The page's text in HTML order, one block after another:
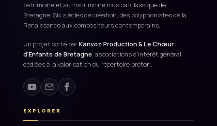
patrimoine et au matrimoine musical classique de
Bretagne. Six siècles de création, des polyphonistes de la
Renaissance aux compositeurs contemporains.
Un projet porté parKanvoz Production & Le Chœur
d'Enfants de Bretagne, associations d'intérêt général
dédiées à la valorisation du répertoire breton.
EXPLORER